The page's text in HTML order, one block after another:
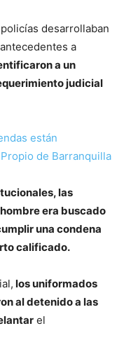
desarrollaban
a
a un
judicial
están
de Barranquilla
las
era buscado
una condena
calificado.
los uniformados
al detenido a las
el